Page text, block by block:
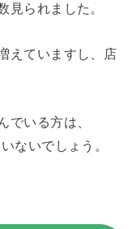
見られました。
えていますし、店
でいる方は、
ないでしょう。